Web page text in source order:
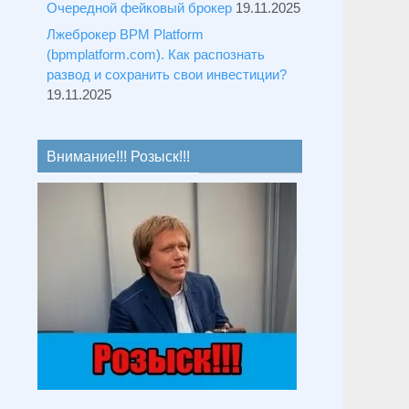
Очередной фейковый брокер 19.11.2025
Лжеброкер BPM Platform
(bpmplatform.com). Как распознать
развод и сохранить свои инвестиции?
19.11.2025
Внимание!!! Розыск!!!